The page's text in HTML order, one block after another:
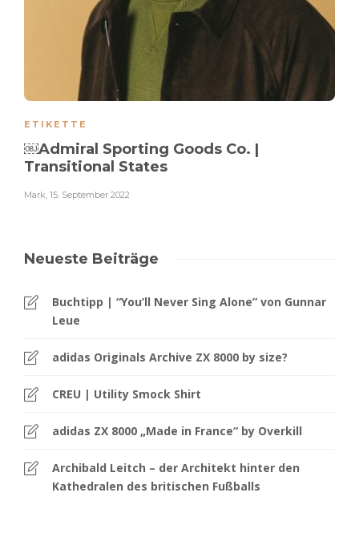
ETIKETTE
￼Admiral Sporting Goods Co. |
Transitional States
Mark 15. September 2022
Neueste Beiträge
Buchtipp | “You’ll Never Sing Alone” von Gunnar
Leue
adidas Originals Archive ZX 8000 by size?
CREU | Utility Smock Shirt
adidas ZX 8000 „Made in France“ by Overkill
Archibald Leitch – der Architekt hinter den
Kathedralen des britischen Fußballs